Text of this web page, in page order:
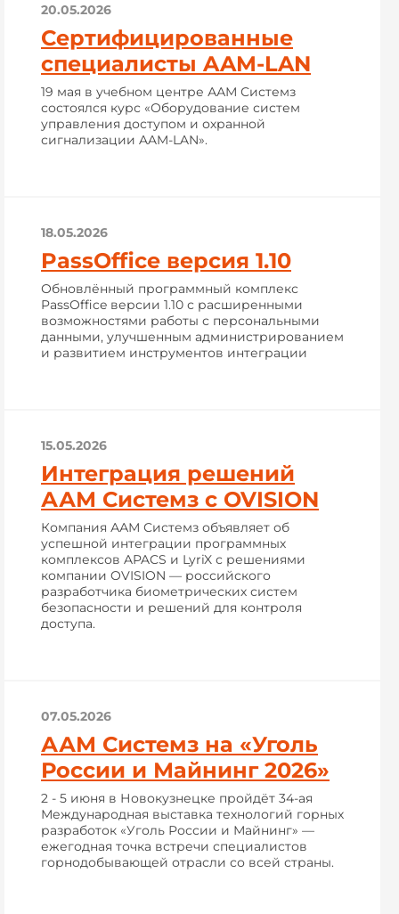
20.05.2026
Сертифицированные
специалисты AAM-LAN
19 мая в учебном центре ААМ Системз
состоялся курс «Оборудование систем
управления доступом и охранной
сигнализации AAM-LAN».
18.05.2026
PassOffice версия 1.10
Обновлённый программный комплекс
PassOffice версии 1.10 с расширенными
возможностями работы с персональными
данными, улучшенным администрированием
и развитием инструментов интеграции
15.05.2026
Интеграция решений
ААМ Системз с OVISION
Компания ААМ Системз объявляет об
успешной интеграции программных
комплексов APACS и LyriX с решениями
компании OVISION — российского
разработчика биометрических систем
безопасности и решений для контроля
доступа.
07.05.2026
ААМ Системз на «Уголь
России и Майнинг 2026»
2 - 5 июня в Новокузнецке пройдёт 34-ая
Международная выставка технологий горных
разработок «Уголь России и Майнинг» —
ежегодная точка встречи специалистов
горнодобывающей отрасли со всей страны.